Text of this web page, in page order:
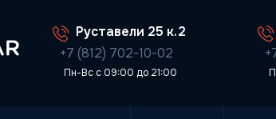
Руставели 25 к.2
+7 (812) 702-10-02
Пн-Вс с 09:00 до 21:00